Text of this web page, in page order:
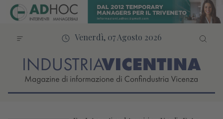
Venerdì, 07 Agosto 2026